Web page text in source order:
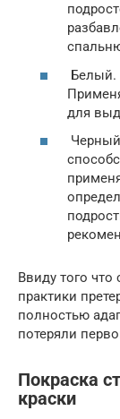
Белый.
для
Ввиду того что
практики
полностью
потеряли
Покраска
краски